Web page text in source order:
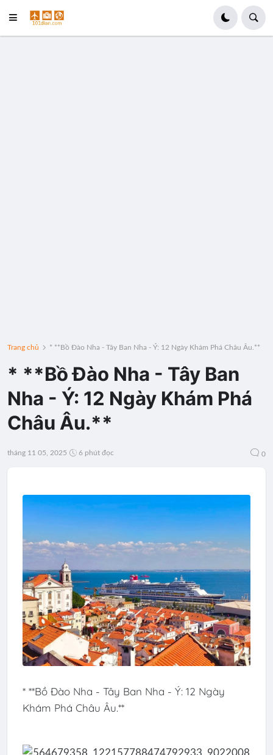
Trang chủ * **Bồ Đào Nha - Tây Ban Nha - Ý: 12 Ngày Khám Phá Châu Âu.**
* **Bồ Đào Nha - Tây Ban
Nha - Ý: 12 Ngày Khám Phá
Châu Âu.**
tháng 11 05, 2025 6 phút đọc 0
* **Bồ Đào Nha - Tây Ban Nha - Ý: 12 Ngày
Khám Phá Châu Âu.**